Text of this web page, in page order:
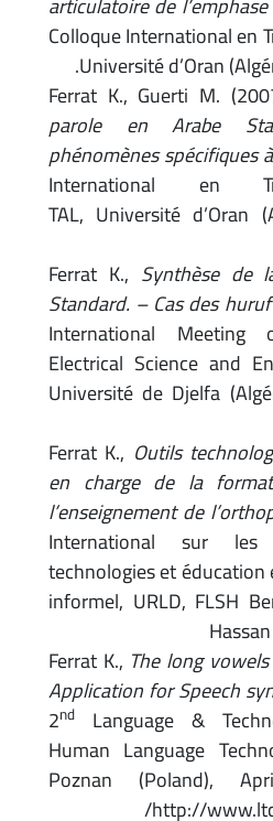
Colloque International en
Université d’Oran
Ferrat K., Guerti M.
parole en Arabe
phénomènes
International en
TAL, Université
Ferrat K.,Synthèse
Standard. – Cas des
International
Electrical Science and
Université de Djelfa
Ferrat K.,Outils
en charge de la
l’enseignement de
International sur les
technologies et
informel, URLD, FLSH
Ferrat K.,The long
Application for Speech
2nd
Language &
Human Language
Poznan (Poland),
http://